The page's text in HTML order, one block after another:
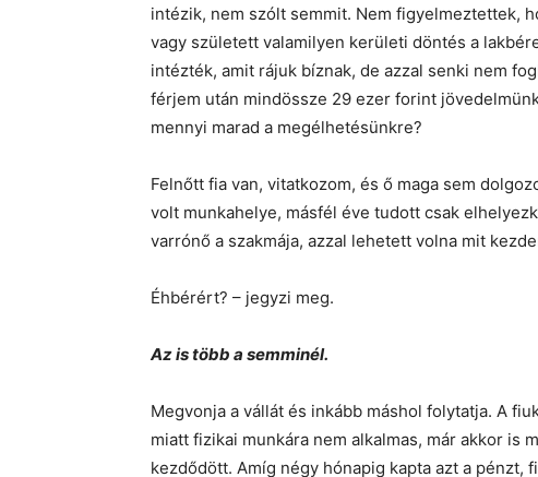
intézik, nem szólt semmit. Nem figyelmeztettek,
vagy született valamilyen kerületi döntés a
intézték, amit rájuk bíznak, de azzal senki nem
férjem után mindössze 29 ezer forint
mennyi marad a megélhetésünkre?
Felnőtt fia van, vitatkozom, és ő maga sem
volt munkahelye, másfél éve tudott csak
varrónő a szakmája, azzal lehetett volna mit
Éhbérért? – jegyzi meg.
Az is több a semminél.
Megvonja a vállát és inkább máshol folytatja. A
miatt fizikai munkára nem alkalmas, már akkor is
kezdődött. Amíg négy hónapig kapta azt a